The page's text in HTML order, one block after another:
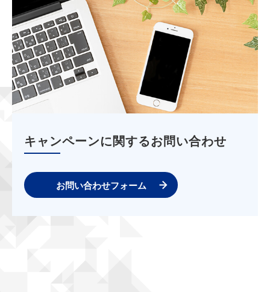
キャンペーンに関するお問い合わせ
お問い合わせフォーム